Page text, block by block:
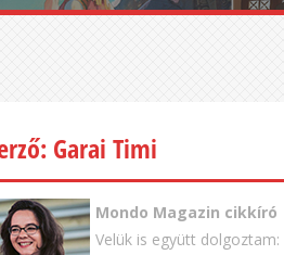
Garai Timi
Mondo Magazin cikkíró
Velük is együtt dolgoztam: